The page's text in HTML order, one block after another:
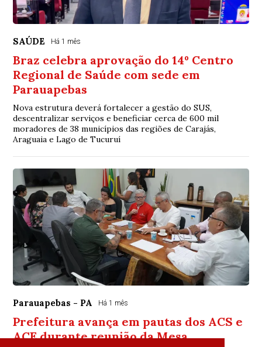
SAÚDE Há 1 mês
Braz celebra aprovação do 14º Centro
Regional de Saúde com sede em
Parauapebas
Nova estrutura deverá fortalecer a gestão do SUS,
descentralizar serviços e beneficiar cerca de 600 mil
moradores de 38 municípios das regiões de Carajás,
Araguaia e Lago de Tucuruí
Parauapebas - PA Há 1 mês
Prefeitura avança em pautas dos ACS e
ACE durante reunião da Mesa